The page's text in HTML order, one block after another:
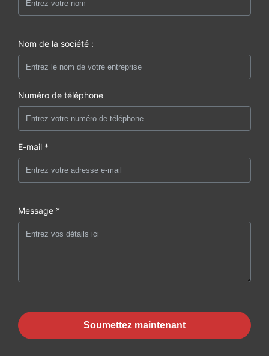
Nom de la société :
Numéro de téléphone
E-mail *
Message *
Soumettez maintenant